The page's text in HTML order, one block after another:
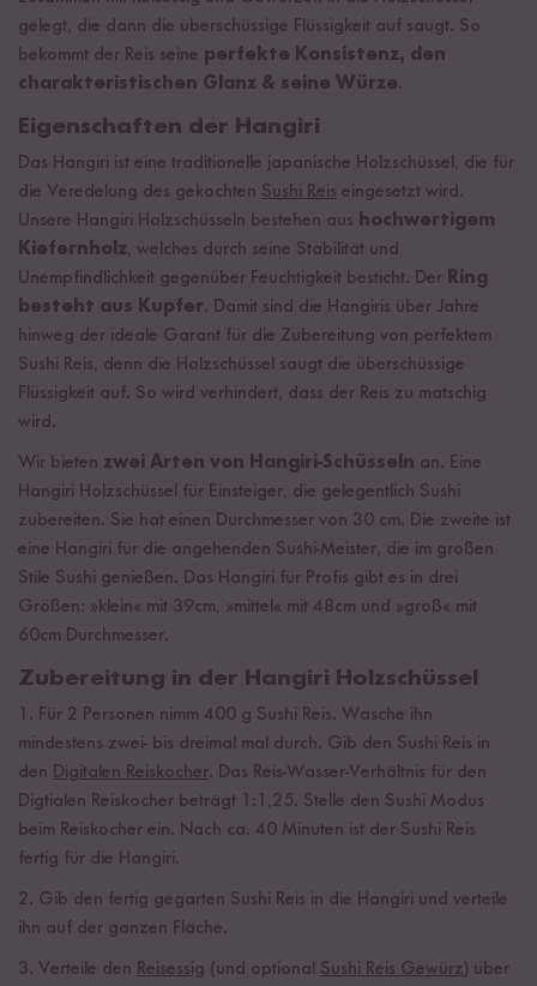
gelegt, die dann die überschüssige Flüssigkeit auf saugt. So
bekommt der Reis seine perfekte Konsistenz, den
charakteristischen Glanz & seine Würze.
Eigenschaften der Hangiri
Das Hangiri ist eine traditionelle japanische Holzschüssel, die für
die Veredelung des gekochten Sushi Reis eingesetzt wird.
Unsere Hangiri Holzschüsseln bestehen aus hochwertigem
Kiefernholz, welches durch seine Stabilität und
Unempfindlichkeit gegenüber Feuchtigkeit besticht. Der Ring
besteht aus Kupfer. Damit sind die Hangiris über Jahre
hinweg der ideale Garant für die Zubereitung von perfektem
Sushi Reis, denn die Holzschüssel saugt die überschüssige
Flüssigkeit auf. So wird verhindert, dass der Reis zu matschig
wird.
Wir bieten zwei Arten von Hangiri-Schüsseln an. Eine
Hangiri Holzschüssel für Einsteiger, die gelegentlich Sushi
zubereiten. Sie hat einen Durchmesser von 30 cm. Die zweite ist
eine Hangiri für die angehenden Sushi-Meister, die im großen
Stile Sushi genießen. Das Hangiri für Profis gibt es in drei
Größen: »klein« mit 39cm, »mittel« mit 48cm und »groß« mit
60cm Durchmesser.
Zubereitung in der Hangiri Holzschüssel
1. Für 2 Personen nimm 400 g Sushi Reis. Wasche ihn
mindestens zwei- bis dreimal mal durch. Gib den Sushi Reis in
den Digitalen Reiskocher. Das Reis-Wasser-Verhältnis für den
Digtialen Reiskocher beträgt 1:1,25. Stelle den Sushi Modus
beim Reiskocher ein. Nach ca. 40 Minuten ist der Sushi Reis
fertig für die Hangiri.
2. Gib den fertig gegarten Sushi Reis in die Hangiri und verteile
ihn auf der ganzen Fläche.
3. Verteile den Reisessig (und optional Sushi Reis Gewürz) über